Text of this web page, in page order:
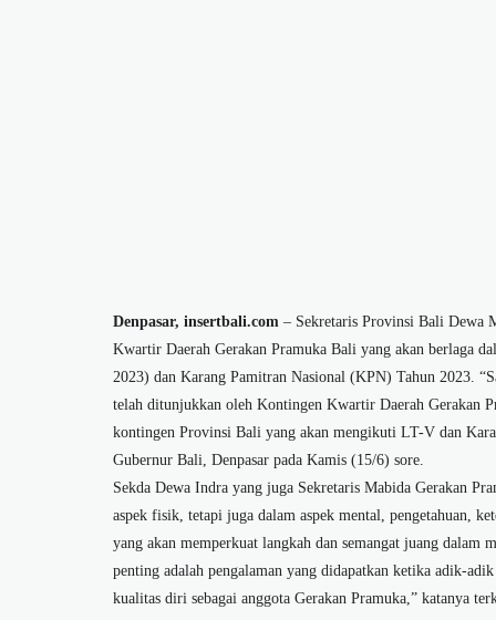
Denpasar, insertbali.com – Sekretaris Provinsi Bali Dewa
Kwartir Daerah Gerakan Pramuka Bali yang akan berlaga
2023) dan Karang Pamitran Nasional (KPN) Tahun 2023.
telah ditunjukkan oleh Kontingen Kwartir Daerah Gerakan
kontingen Provinsi Bali yang akan mengikuti LT-V dan
Gubernur Bali, Denpasar pada Kamis (15/6) sore.
Sekda Dewa Indra yang juga Sekretaris Mabida Gerakan
aspek fisik, tetapi juga dalam aspek mental, pengetahuan,
yang akan memperkuat langkah dan semangat juang dalam
penting adalah pengalaman yang didapatkan ketika adik-
kualitas diri sebagai anggota Gerakan Pramuka,” katanya